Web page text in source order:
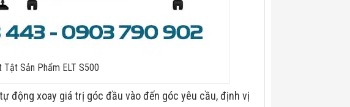
Tật Sản Phẩm ELT S500
động xoay giá trị góc đầu vào đến góc yêu cầu, định vị